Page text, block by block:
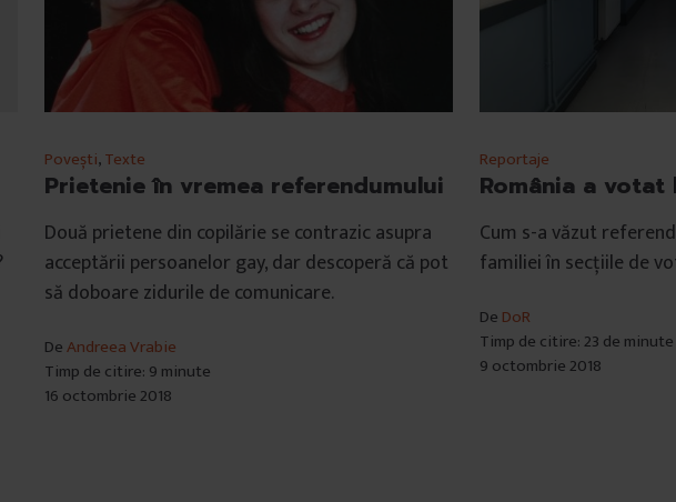
Povești,Texte
Prietenie în vremea referendumului
Două prietene din copilărie se contrazic asupra
acceptării persoanelor gay, dar descoperă că pot
să doboare zidurile de comunicare.
DeAndreea Vrabie
Timp de citire: 9 minute
16 octombrie 2018
Reportaje
România a votat
Cum s-a văzut
familiei în secțiile de
De DoR
Timp de citire: 23 de minute
9 octombrie 2018